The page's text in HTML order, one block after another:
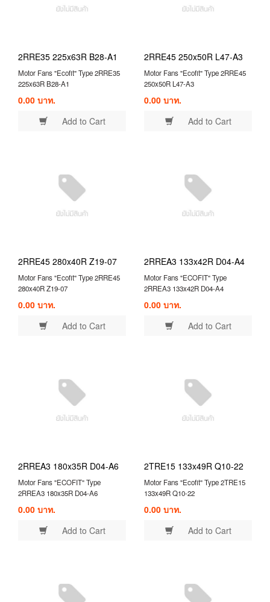
2RRE35 225x63R B28-A1
Motor Fans "Ecofit" Type 2RRE35
225x63R B28-A1
0.00 บาท.
Add to Cart
2RRE45 250x50R L47-A3
Motor Fans "Ecofit" Type 2RRE45
250x50R L47-A3
0.00 บาท.
Add to Cart
2RRE45 280x40R Z19-07
Motor Fans "Ecofit" Type 2RRE45
280x40R Z19-07
0.00 บาท.
Add to Cart
2RREA3 133x42R D04-A4
Motor Fans "ECOFIT" Type
2RREA3 133x42R D04-A4
0.00 บาท.
Add to Cart
2RREA3 180x35R D04-A6
Motor Fans "ECOFIT" Type
2RREA3 180x35R D04-A6
0.00 บาท.
Add to Cart
2TRE15 133x49R Q10-22
Motor Fans "Ecofit" Type 2TRE15
133x49R Q10-22
0.00 บาท.
Add to Cart